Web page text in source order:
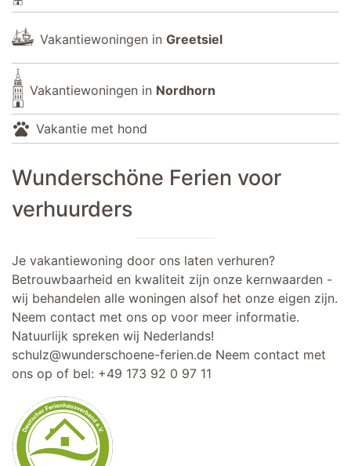
Vakantiewoningen in Greetsiel
Vakantiewoningen in Nordhorn
pets Vakantie met hond
Wunderschöne Ferien voor
verhuurders
Je vakantiewoning door ons laten verhuren?
Betrouwbaarheid en kwaliteit zijn onze kernwaarden -
wij behandelen alle woningen alsof het onze eigen zijn.
Neem contact met ons op voor meer informatie.
Natuurlijk spreken wij Nederlands!
schulz@wunderschoene-ferien.de Neem contact met
ons op of bel: +49 173 92 0 97 11